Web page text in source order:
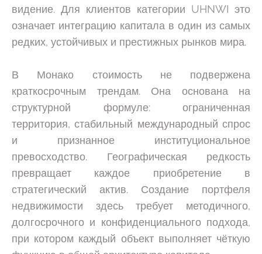
видение. Для клиентов категории UHNWI это
означает интеграцию капитала в один из самых
редких, устойчивых и престижных рынков мира.
В Монако стоимость не подвержена
краткосрочным трендам. Она основана на
структурной формуле: ограниченная
территория, стабильный международный спрос
и признанное институциональное
превосходство. Географическая редкость
превращает каждое приобретение в
стратегический актив. Создание портфеля
недвижимости здесь требует методичного,
долгосрочного и конфиденциального подхода,
при котором каждый объект выполняет чёткую